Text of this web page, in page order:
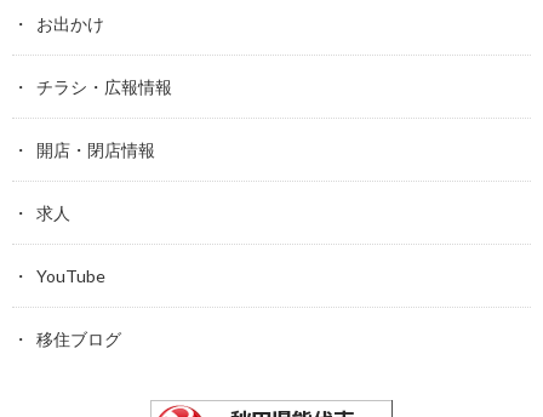
お出かけ
チラシ・広報情報
開店・閉店情報
求人
YouTube
移住ブログ